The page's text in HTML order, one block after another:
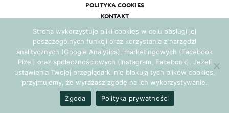
POLITYKA COOKIES
KONTAKT
Realizacja: Agencja Marketingowa Ambitnamarka.pl
Strona wykorzystuje pliki cookies w celu obsługi jej
poszczególnych funkcji oraz korzystania z narzędzi
analitycznych (Google Analytics), marketingowych (Facebook
Pixel) oraz społecznościowych (Instagram, Facebook). Jeżeli
ustawienia Twojej przeglądarki nie blokują tych plików cookies,
przyjmujemy, że wyrażasz zgodę na ich wykorzystywanie.
Zgoda
Polityka prywatności